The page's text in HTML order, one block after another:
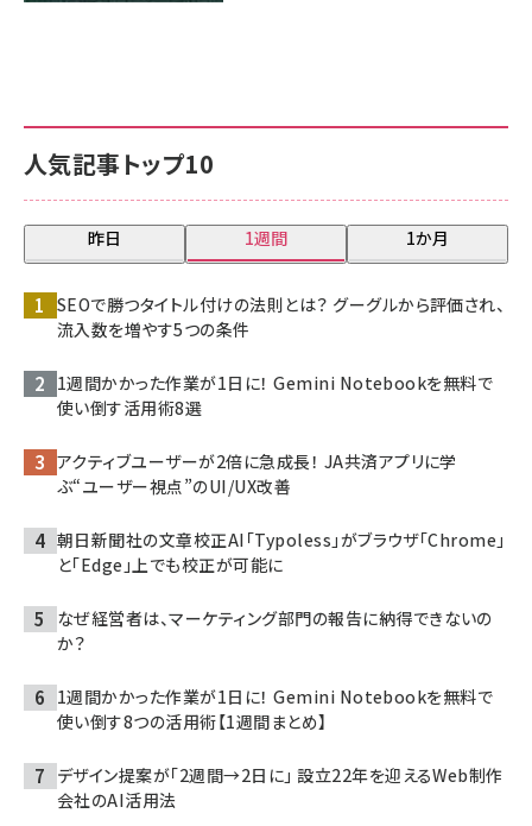
人気記事トップ10
昨日 1週間 1か月
SEOで勝つタイトル付けの法則とは？ グーグルから評価され、
流入数を増やす5つの条件
1週間かかった作業が1日に！ Gemini Notebookを無料で
使い倒す活用術8選
アクティブユーザーが2倍に急成長！ JA共済アプリに学
ぶ“ユーザー視点”のUI/UX改善
朝日新聞社の文章校正AI「Typoless」がブラウザ「Chrome」
と「Edge」上でも校正が可能に
なぜ経営者は、マーケティング部門の報告に納得できないの
か？
1週間かかった作業が1日に！ Gemini Notebookを無料で
使い倒す8つの活用術【1週間まとめ】
デザイン提案が「2週間→2日に」 設立22年を迎えるWeb制作
会社のAI活用法